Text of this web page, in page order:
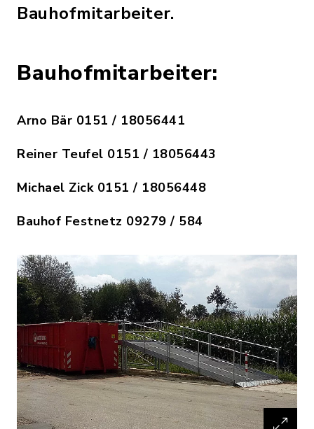
Bauhofmitarbeiter.
Bauhofmitarbeiter:
Arno Bär 0151 / 18056441
Reiner Teufel 0151 / 18056443
Michael Zick 0151 / 18056448
Bauhof Festnetz 09279 / 584